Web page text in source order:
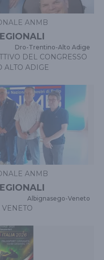
ANMB
Dro-Trentino-Alto Adige
DEL CONGRESSO
ALTO ADIGE
ANMB
Albignasego-Veneto